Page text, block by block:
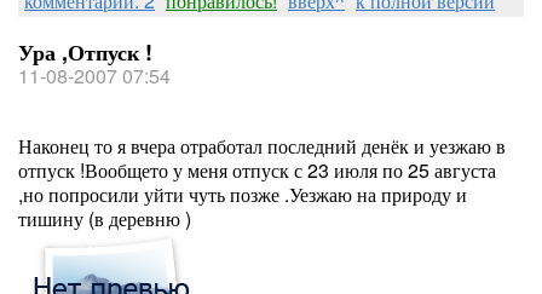
Ура ,Отпуск !
11-08-2007 07:54
Наконец то я вчера отработал последний денёк и уезжаю в
отпуск !Вообщето у меня отпуск с 23 июля по 25 августа
,но попросили уйти чуть позже .Уезжаю на природу и
тишину (в деревню )